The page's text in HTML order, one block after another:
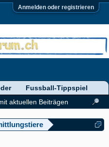
Anmelden oder registrieren
aktuellen Beiträgen
Fussball-Tippspiel